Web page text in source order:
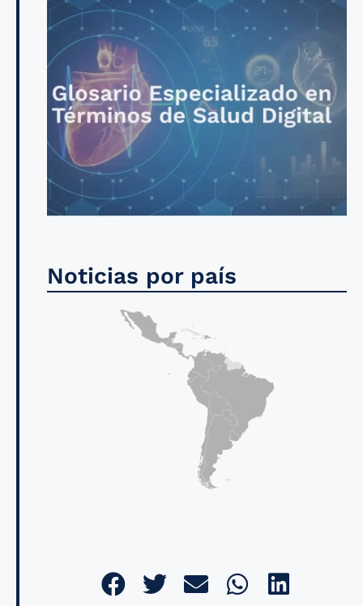
Noticias por país